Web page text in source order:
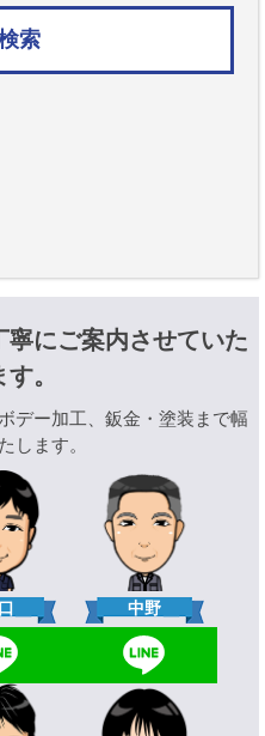
索
にご案内させていた
。
デー加工、鈑金・塗装まで幅
します。
中野